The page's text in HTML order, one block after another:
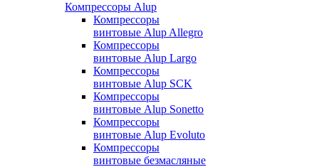
Компрессоры Alup
Компрессоры
винтовые Alup Allegro
Компрессоры
винтовые Alup Largo
Компрессоры
винтовые Alup SCK
Компрессоры
винтовые Alup Sonetto
Компрессоры
винтовые Alup Evoluto
Компрессоры
винтовые безмасляные